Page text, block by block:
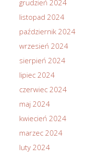
grudzień 2024
listopad 2024
październik 2024
wrzesień 2024
sierpień 2024
lipiec 2024
czerwiec 2024
maj 2024
kwiecień 2024
marzec 2024
luty 2024